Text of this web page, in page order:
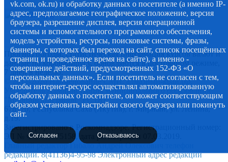
Прогноз погоды, статистическая информация курсов валют и
данные по коронавирусу, обновляются в постоянном режиме,
7 дней в неделю.
© 2012-2020 Наименование СМИ: алмазный-край.рф.
Учредитель Администрация муниципального образования
"Мирнинский район" РС (Я)
678170, Республика Саха (Якутия), г. Мирный, ул. Ленина,
д.19.
Зарегистрировано в Роскомнадзоре. Регистрационный номер:
ЭЛ № ФС 77 - 75158, дата регистрации 07.03.2019.
Главный редактор Гибало Андрей Олексович телефон
редакции. 8(41136)4-95-98 Электронный адрес редакции
vk.com, ok.ru) и обработку данных о посетителе (а именно IP-
адрес, предполагаемое географическое положение, версия
браузера, разрешение дисплея, версия операционной
системы и вспомогательного программного обеспечения,
модель устройства, ресурсы, поисковые системы, фразы,
баннеры, с которых был переход на сайт, список посещённых
страниц и проведённое время на сайте), а именно -
совершение действий, предусмотренных 152-ФЗ «О
персональных данных». Если посетитель не согласен с тем,
чтобы интернет-ресурс осуществлял автоматизированную
обработку данных о посетителе, он может соответствующим
образом установить настройки своего браузера или покинуть
сайт.
Согласен Отказываюсь